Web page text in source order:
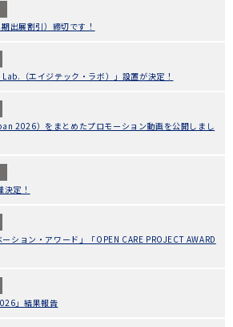
出展割引）締切です！
（エイジテック・ラボ）」設置が決定！
2026）をまとめたプロモーション動画を公開しまし
定！
ション・アワード」「OPEN CARE PROJECT AWARD
」結果報告